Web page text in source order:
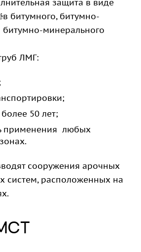
защита в виде
битумного, битумно-
битумно-минерального
ЛМГ:
50 лет;
применения любых
сооружения арочных
систем, расположенных на